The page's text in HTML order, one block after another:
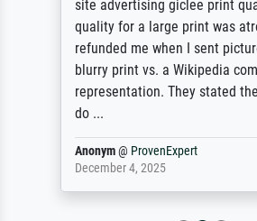
site advertising giclee print
quality for a large print was
refunded me when I sent
blurry print vs. a Wikipedia
representation. They stated
do ...
Anonym@ ProvenExpert
December 4, 2025